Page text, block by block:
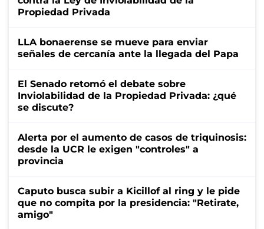
Propiedad Privada
LLA bonaerense se mueve para enviar
señales de cercanía ante la llegada del Papa
El Senado retomó el debate sobre
Inviolabilidad de la Propiedad Privada: ¿qué
se discute?
Alerta por el aumento de casos de triquinosis:
desde la UCR le exigen "controles" a
provincia
Caputo busca subir a Kicillof al ring y le pide
que no compita por la presidencia: "Retirate,
amigo"